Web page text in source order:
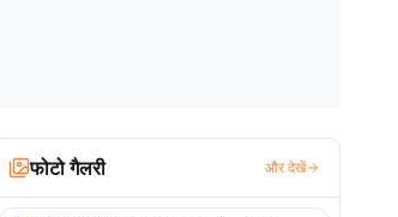
फोटो गैलरी और देखें